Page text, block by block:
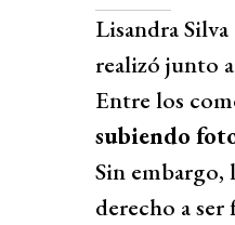
Lisandra
realizó junto
Entre los
subiendo
Sin embargo,
derecho a ser